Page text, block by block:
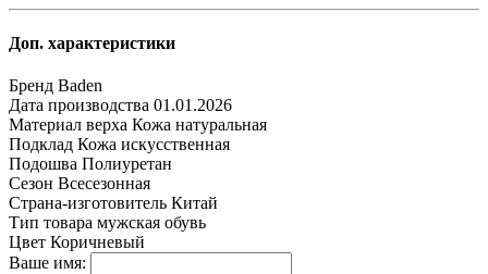
Доп. характеристики
Бренд Baden
Дата производства 01.01.2026
Материал верха Кожа натуральная
Подклад Кожа искусственная
Подошва Полиуретан
Сезон Всесезонная
Страна-изготовитель Китай
Тип товара мужская обувь
Цвет Коричневый
Ваше имя: